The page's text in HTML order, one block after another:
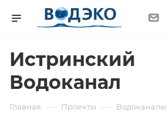
Истринский
Водоканал
Главная — Проекты — Водоканалы